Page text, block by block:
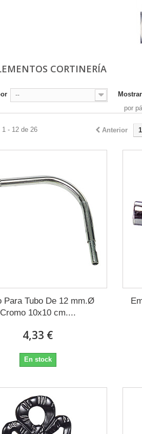
CORTINERÍA
-- Mostrar
por
Anterior 1
1 - 12 de 26
Para Tubo De 12 mm.Ø
Cromo 10x10 cm....
4,33 €
En stock